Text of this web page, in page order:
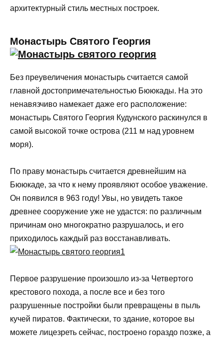
архитектурный стиль местных построек.
Монастырь Святого Георгия
Без преувеличения монастырь считается самой
главной достопримечательностью Бююкады. На это
ненавязчиво намекает даже его расположение:
монастырь Святого Георгия Кудунского раскинулся в
самой высокой точке острова (211 м над уровнем
моря).
По праву монастырь считается древнейшим на
Бююкаде, за что к нему проявляют особое уважение.
Он появился в 963 году! Увы, но увидеть такое
древнее сооружение уже не удастся: по различным
причинам оно многократно разрушалось, и его
приходилось каждый раз восстанавливать.
Первое разрушение произошло из-за Четвертого
крестового похода, а после все и без того
разрушенные постройки были превращены в пыль
кучей пиратов. Фактически, то здание, которое вы
можете лицезреть сейчас, построено гораздо позже, а